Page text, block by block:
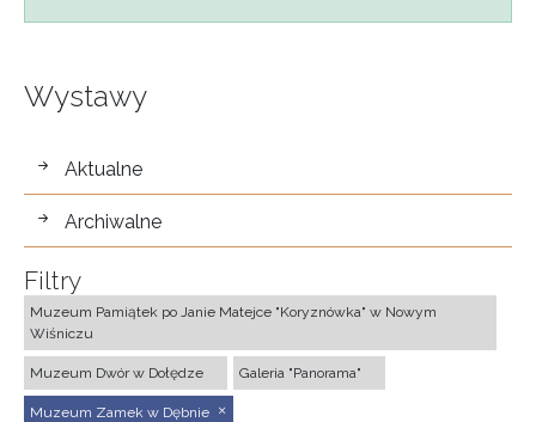
Wystawy
wystawy
Aktualne
Archiwalne
Filtry
Muzeum Pamiątek po Janie Matejce "Koryznówka" w Nowym
Wiśniczu
Muzeum Dwór w Dołędze Galeria "Panorama"
Muzeum Zamek w Dębnie